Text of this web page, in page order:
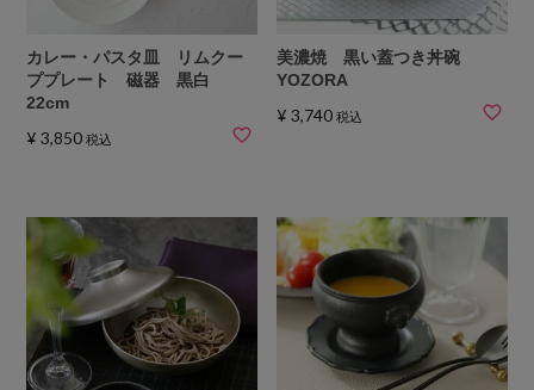
カレー・パスタ皿 リムクー
ププレート 磁器 黒白
22cm
¥ 3,850 税込
美濃焼 黒い蓋つき丼碗
YOZORA
¥ 3,740 税込